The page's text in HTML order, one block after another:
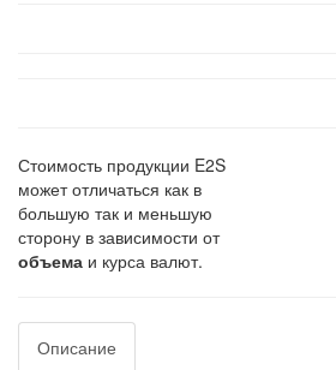
Стоимость продукции E2S
может отличаться как в
большую так и меньшую
сторону в зависимости от
объема и курса валют.
Описание